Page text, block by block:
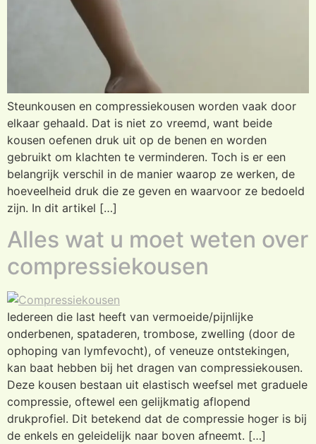
Steunkousen en compressiekousen worden vaak door
elkaar gehaald. Dat is niet zo vreemd, want beide
kousen oefenen druk uit op de benen en worden
gebruikt om klachten te verminderen. Toch is er een
belangrijk verschil in de manier waarop ze werken, de
hoeveelheid druk die ze geven en waarvoor ze bedoeld
zijn. In dit artikel […]
Alles wat u moet weten over
compressiekousen
Iedereen die last heeft van vermoeide/pijnlijke
onderbenen, spataderen, trombose, zwelling (door de
ophoping van lymfevocht), of veneuze ontstekingen,
kan baat hebben bij het dragen van compressiekousen.
Deze kousen bestaan uit elastisch weefsel met graduele
compressie, oftewel een gelijkmatig aflopend
drukprofiel. Dit betekend dat de compressie hoger is bij
de enkels en geleidelijk naar boven afneemt. […]